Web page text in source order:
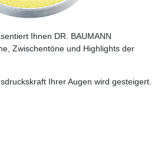
Ihnen DR. BAUMANN
Zwischentöne und Highlights der
Ihrer Augen wird gesteigert.